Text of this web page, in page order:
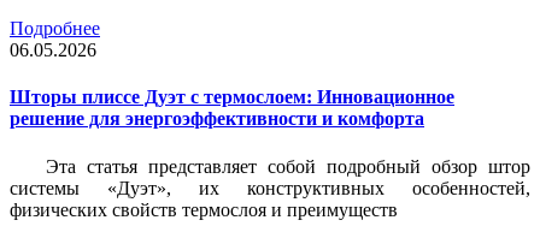
Подробнее
06.05.2026
Шторы плиссе Дуэт с термослоем: Инновационное
решение для энергоэффективности и комфорта
Эта статья представляет собой подробный обзор штор
системы «Дуэт», их конструктивных особенностей,
физических свойств термослоя и преимуществ